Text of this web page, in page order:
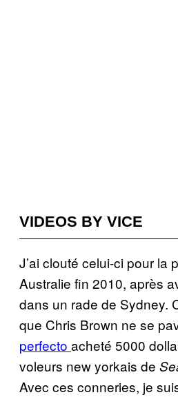
VIDEOS BY VICE
J’ai clouté celui-ci pour la
Australie fin 2010, après
dans un rade de Sydney.
que Chris Brown ne se
perfecto acheté 5000
voleurs new yorkais de
Avec ces conneries, je